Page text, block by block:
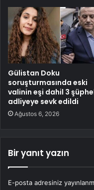
Gülistan Doku
soruşturmasında eski
valinin eşi dahil 3
adliyeye sevk edildi
Ağustos 6, 2026
Bir yanıt yazın
E-posta adresiniz